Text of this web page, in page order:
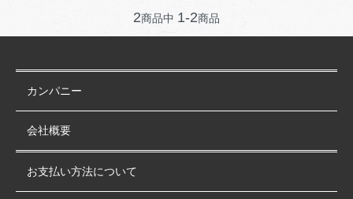
2商品中 1-2商品
カンパニー
会社概要
お支払い方法について